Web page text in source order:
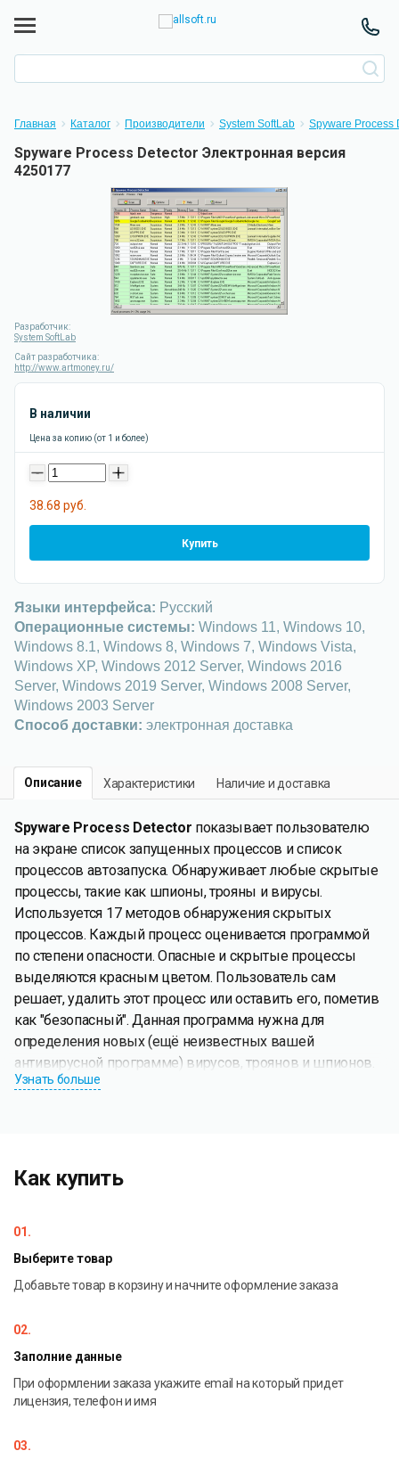
Главная Каталог Производители System SoftLab Spyware Process
Spyware Process Detector Электронная версия
4250177
Разработчик:
System SoftLab
Сайт разработчика:
http://www.artmoney.ru/
В наличии
Цена за копию (от 1 и более)
- +
38.68 руб.
Купить
Языки интерфейса: Русский
Операционные системы: Windows 11, Windows 10,
Windows 8.1, Windows 8, Windows 7, Windows Vista,
Windows XP, Windows 2012 Server, Windows 2016
Server, Windows 2019 Server, Windows 2008 Server,
Windows 2003 Server
Способ доставки: электронная доставка
Описание Характеристики Наличие и доставка
Spyware Process Detector показывает пользователю
на экране список запущенных процессов и список
процессов автозапуска. Обнаруживает любые скрытые
процессы, такие как шпионы, трояны и вирусы.
Используется 17 методов обнаружения скрытых
процессов. Каждый процесс оценивается программой
по степени опасности. Опасные и скрытые процессы
выделяются красным цветом. Пользователь сам
решает, удалить этот процесс или оставить его, пометив
как "безопасный". Данная программа нужна для
определения новых (ещё неизвестных вашей
антивирусной программе) вирусов, троянов и шпионов.
Рекомендуется использовать вместо стандартного
Узнать больше
Как купить
01.
Выберите товар
Добавьте товар в корзину и начните оформление заказа
02.
Заполние данные
При оформлении заказа укажите email на который придет
лицензия, телефон и имя
03.